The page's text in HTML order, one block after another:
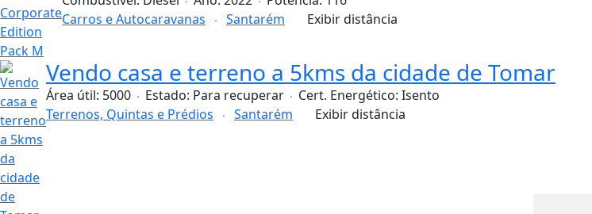
Carros e Autocaravanas
Santarém Exibir distância
Vendo casa e terreno a 5kms da cidade de Tomar
Área útil: 5000 Estado: Para recuperar Cert. Energético: Isento
Terrenos, Quintas e Prédios
Santarém Exibir distância